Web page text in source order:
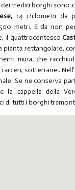
dei tredici borghi sono
14 chilometri da
metri. E da non
il quattrocentesco
pianta rettangolare,
mura, che
carceri, sotterranei.
Se ne conserva
la cappella della
di tutti i borghi